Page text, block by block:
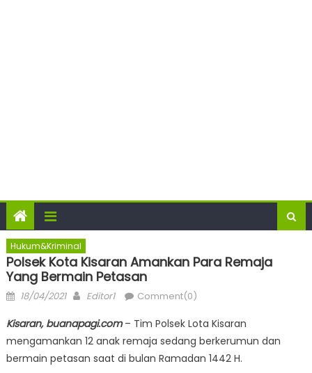
Hukum&Kriminal
Polsek Kota Kisaran Amankan Para Remaja
Yang Bermain Petasan
Posted
18/04/2021 Author
Editor1 Comment(0)
Kisaran, buanapagi.com– Tim Polsek Lota Kisaran
mengamankan 12 anak remaja sedang berkerumun dan
bermain petasan saat di bulan Ramadan 1442 H.